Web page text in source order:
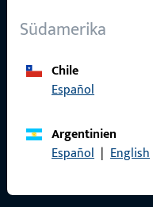
Südamerika
Chile
Español
Argentinien
Español | English